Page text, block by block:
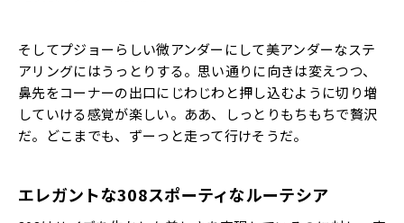
そしてプジョーらしい微アンダーにして美アンダーなステ
アリングにはうっとりする。思い通りに向きは変えつつ、
鼻先をコーナーの出口にじわじわと押し込むように切り増
していける感覚が楽しい。ああ、しっとりもちもちで贅沢
だ。どこまでも、ずーっと走って行けそうだ。
エレガントな308スポーティなルーテシア